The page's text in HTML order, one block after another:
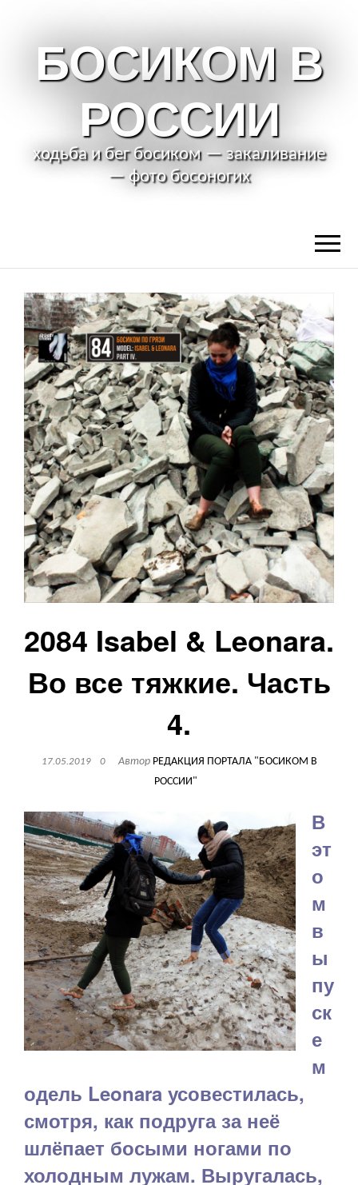
БОСИКОМ В
РОССИИ
ходьба и бег босиком — закаливание
— фото босоногих
2084 Isabel & Leonara.
Во все тяжкие. Часть
4.
17.05.2019 0 Автор РЕДАКЦИЯ ПОРТАЛА "БОСИКОМ В
РОССИИ"
В
эт
о
м
в
ы
пу
ск
е
м
одель Leonara усовестилась,
смотря, как подруга за неё
шлёпает босыми ногами по
холодным лужам. Выругалась,